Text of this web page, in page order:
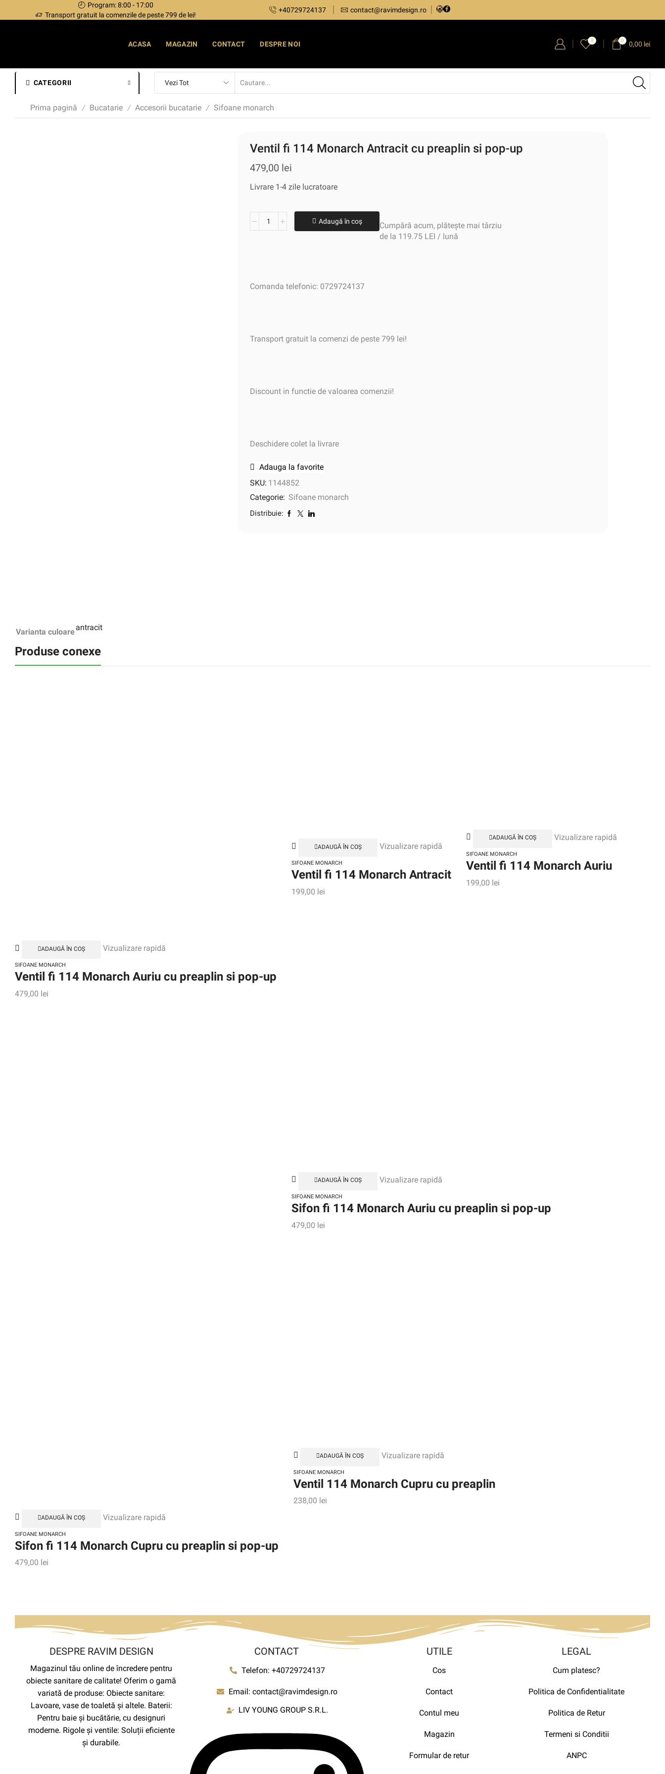
Program: 8:00 - 17:00
Transport gratuit la comenzile de peste 799 de lei!
+40729724137 contact@ravimdesign.ro
ACASA MAGAZIN CONTACT DESPRE NOI 0 0 0,00 lei
CATEGORII
Prima pagină / Bucatarie / Accesorii bucatarie / Sifoane monarch
Ventil fi 114 Monarch Antracit cu preaplin si pop-up
479,00 lei
Livrare 1-4 zile lucratoare
Adaugă în coș
Cumpără acum, plătește mai târziu
de la 119.75 LEI / lună
Comanda telefonic: 0729724137
Transport gratuit la comenzi de peste 799 lei!
Discount in functie de valoarea comenzii!
Deschidere colet la livrare
Adauga la favorite
SKU: 1144852
Categorie: Sifoane monarch
Distribuie:
Varianta culoareantracit
Produse conexe
ADAUGĂ ÎN COȘ Vizualizare rapidă
SIFOANE MONARCH
Ventil fi 114 Monarch Auriu cu preaplin si pop-up
479,00 lei
ADAUGĂ ÎN COȘ Vizualizare rapidă
SIFOANE MONARCH
Ventil fi 114 Monarch Antracit
199,00 lei
ADAUGĂ ÎN COȘ Vizualizare rapidă
SIFOANE MONARCH
Ventil fi 114 Monarch Auriu
199,00 lei
ADAUGĂ ÎN COȘ Vizualizare rapidă
SIFOANE MONARCH
Sifon fi 114 Monarch Auriu cu preaplin si pop-up
479,00 lei
ADAUGĂ ÎN COȘ Vizualizare rapidă
SIFOANE MONARCH
Sifon fi 114 Monarch Cupru cu preaplin si pop-up
479,00 lei
ADAUGĂ ÎN COȘ Vizualizare rapidă
SIFOANE MONARCH
Ventil 114 Monarch Cupru cu preaplin
238,00 lei
DESPRE RAVIM DESIGN
Magazinul tău online de încredere pentru
obiecte sanitare de calitate! Oferim o gamă
variată de produse: Obiecte sanitare:
Lavoare, vase de toaletă și altele. Baterii:
Pentru baie și bucătărie, cu designuri
moderne. Rigole și ventile: Soluții eficiente
și durabile.
CONTACT
Telefon: +40729724137
Email: contact@ravimdesign.ro
LIV YOUNG GROUP S.R.L.
UTILE
Cos
Contact
Contul meu
Magazin
Formular de retur
LEGAL
Cum platesc?
Politica de Confidentialitate
Politica de Retur
Termeni si Conditii
ANPC